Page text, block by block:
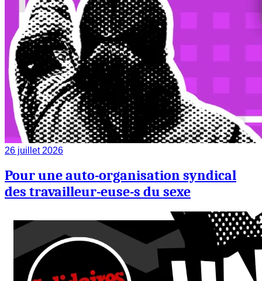
26 juillet 2026
Pour une auto-organisation syndical
des travailleur-euse-s du sexe